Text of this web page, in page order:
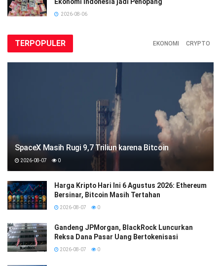
Ekonomi Indonesia jadi Penopang
2026-08-06
TERPOPULER EKONOMI CRYPTO
SpaceX Masih Rugi 9,7 Triliun karena Bitcoin
2026-08-07 0
Harga Kripto Hari Ini 6 Agustus 2026: Ethereum
Bersinar, Bitcoin Masih Tertahan
2026-08-07 0
Gandeng JPMorgan, BlackRock Luncurkan
Reksa Dana Pasar Uang Bertokenisasi
2026-08-07 0